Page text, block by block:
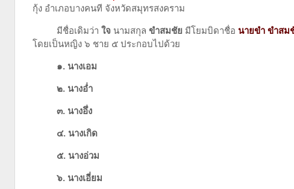
กุ้ง อำเภอบางคนที จังหวัดสมุทรสงคราม
มีชื่อเดิมว่า ใจ นามสกุล ขำสมชัย มีโยมบิดาชื่อ นายขำ ขำสม
โดยเป็นหญิง ๖ ชาย ๕ ประกอบไปด้วย
๑. นางเอม
๒. นางอ่ำ
๓. นางอึ่ง
๔. นางเกิด
๕. นางอ่วม
๖. นางเอี่ยม